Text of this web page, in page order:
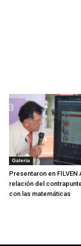
Galeria
Presentaron en FILVEN
relación del
con las matemáticas